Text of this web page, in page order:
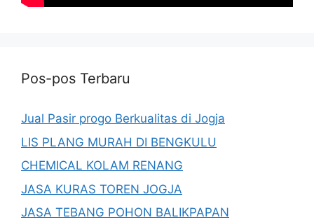
Pos-pos Terbaru
Jual Pasir progo Berkualitas di Jogja
LIS PLANG MURAH DI BENGKULU
CHEMICAL KOLAM RENANG
JASA KURAS TOREN JOGJA
JASA TEBANG POHON BALIKPAPAN